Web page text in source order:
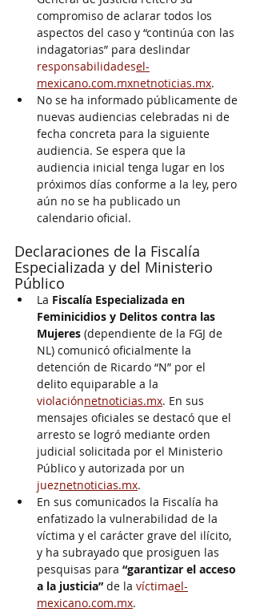
compromiso de aclarar todos los
aspectos del caso y “continúa con las
indagatorias” para deslindar
responsabilidadesel-
mexicano.com.mxnetnoticias.mx.
No se ha informado públicamente de
nuevas audiencias celebradas ni de
fecha concreta para la siguiente
audiencia. Se espera que la
audiencia inicial tenga lugar en los
próximos días conforme a la ley, pero
aún no se ha publicado un
calendario oficial.
Declaraciones de la Fiscalía
Especializada y del Ministerio
Público
La Fiscalía Especializada en
Feminicidios y Delitos contra las
Mujeres (dependiente de la FGJ de
NL) comunicó oficialmente la
detención de Ricardo “N” por el
delito equiparable a la
violaciónnetnoticias.mx. En sus
mensajes oficiales se destacó que el
arresto se logró mediante orden
judicial solicitada por el Ministerio
Público y autorizada por un
jueznetnoticias.mx.
En sus comunicados la Fiscalía ha
enfatizado la vulnerabilidad de la
víctima y el carácter grave del ilícito,
y ha subrayado que prosiguen las
pesquisas para “garantizar el acceso
a la justicia” de la víctimael-
mexicano.com.mx.